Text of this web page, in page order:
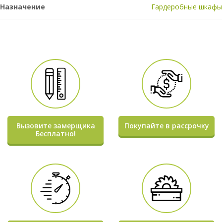
Назначение Гардеробные шкафы
Вызовите замерщика
Бесплатно!
Покупайте в рассрочку